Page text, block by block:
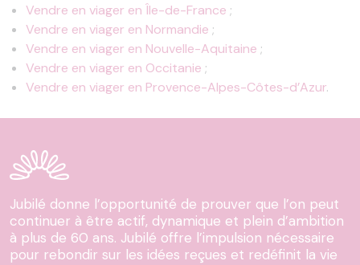
Vendre en viager en Île-de-France ;
Vendre en viager en Normandie ;
Vendre en viager en Nouvelle-Aquitaine ;
Vendre en viager en Occitanie ;
Vendre en viager en Provence-Alpes-Côtes-d’Azur.
Jubilé donne l’opportunité de prouver que l’on peut
continuer à être actif, dynamique et plein d’ambition
à plus de 60 ans. Jubilé offre l’impulsion nécessaire
pour rebondir sur les idées reçues et redéfinit la vie